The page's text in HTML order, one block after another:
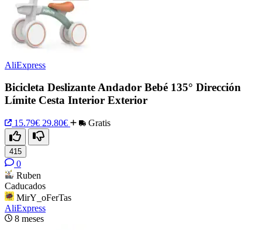
AliExpress
Bicicleta Deslizante Andador Bebé 135° Dirección
Límite Cesta Interior Exterior
15.79€ 29.80€ Gratis
415
0
Ruben
Caducados
MirY_oFerTas
AliExpress
8 meses